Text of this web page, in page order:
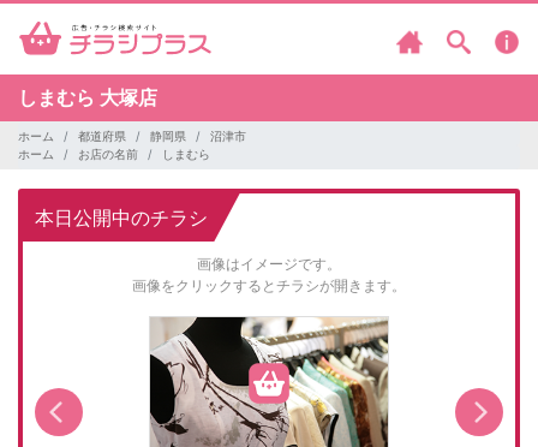
しまむら 大塚店
ホーム 都道府県 静岡県
沼津市
ホーム
お店の名前 しまむら
本日公開中のチラシ
画像はイメージです。
画像をクリックするとチラシが開きます。